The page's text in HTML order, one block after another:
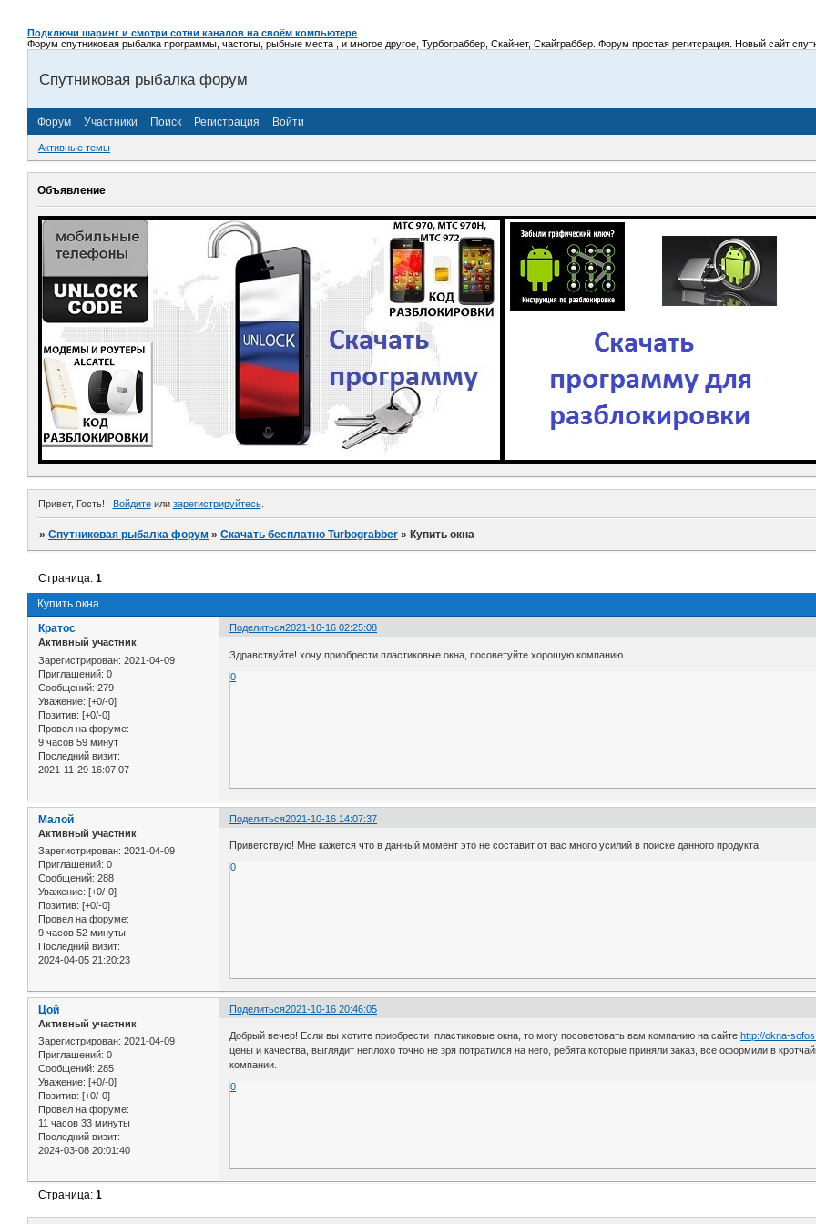
Подключи шаринг и смотри сотни каналов на своём компьютере
Форум спутниковая рыбалка программы, частоты, рыбные места , и многое другое, Турбограббер, Скайнет, Скайграббер. Форум простая регитсрация. Новый сайт
Спутниковая рыбалка форум
Форум Участники Поиск Регистрация Войти
Активные темы
Объявление
Привет, Гость! Войдитеили зарегистрируйтесь.
»Спутниковая рыбалка форум »Скачать бесплатно Turbograbber » Купить окна
Купить окна
Страница:1
Поделиться2021-10-16 02:25:08
Кратос
Активный участник
Зарегистрирован: 2021-04-09
Приглашений: 0
Сообщений: 279
Уважение: [+0/-0]
Позитив: [+0/-0]
Провел на форуме:
9 часов 59 минут
Последний визит:
2021-11-29 16:07:07
Здравствуйте! хочу приобрести пластиковые окна, посоветуйте хорошую компанию.
0
Поделиться2021-10-16 14:07:37
Малой
Активный участник
Зарегистрирован: 2021-04-09
Приглашений: 0
Сообщений: 288
Уважение: [+0/-0]
Позитив: [+0/-0]
Провел на форуме:
9 часов 52 минуты
Последний визит:
2024-04-05 21:20:23
Приветствую! Мне кажется что в данный момент это не составит от вас много усилий в поиске данного продукта.
0
Поделиться2021-10-16 20:46:05
Цой
Активный участник
Зарегистрирован: 2021-04-09
Приглашений: 0
Сообщений: 285
Уважение: [+0/-0]
Позитив: [+0/-0]
Провел на форуме:
11 часов 33 минуты
Последний визит:
2024-03-08 20:01:40
Добрый вечер! Если вы хотите приобрести пластиковые окна, то могу посоветовать вам компанию на сайте http://okna-
цены и качества, выглядит неплохо точно не зря потратился на него, ребята которые приняли заказ, все оформили в
компании.
0
Страница:1